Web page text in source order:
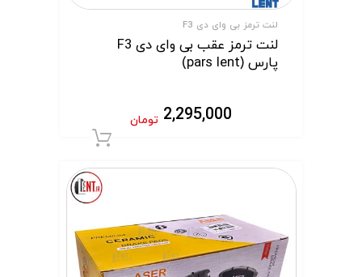
لنت ترمز بی وای دی F3
لنت ترمز عقب بی وای دی F3
پارس (pars lent)
2,295,000 تومان